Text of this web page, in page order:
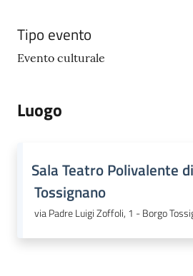
Tipo evento
Evento culturale
Luogo
Sala Teatro Polivalente
Tossignano
via Padre Luigi Zoffoli, 1 - Borgo